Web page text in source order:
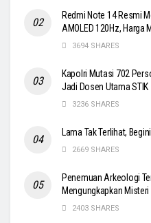
Redmi Note 14 Resmi
AMOLED 120Hz, Harga
3694 SHARES
Kapolri Mutasi 702
Jadi Dosen Utama STIK
3236 SHARES
Lama Tak Terlihat,
2669 SHARES
Penemuan Arkeologi
Mengungkapkan
2403 SHARES